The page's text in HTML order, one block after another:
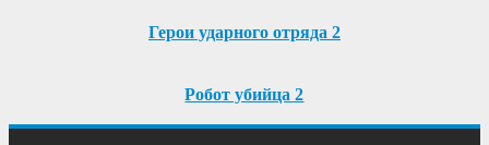
Герои ударного отряда 2
Робот убийца 2